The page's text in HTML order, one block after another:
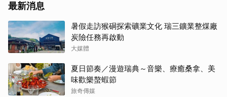
最新消息
暑假走訪猴硐探索礦業文化 瑞三鑛業整煤廠
炭險任務再啟動
大媒體
夏日節奏／漫遊瑞典～音樂、療癒桑拿、美
味歡樂螯蝦節
旅奇傳媒